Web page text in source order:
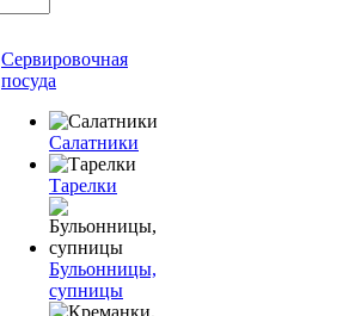
Сервировочная
посуда
Салатники
Тарелки
Бульонницы,
супницы